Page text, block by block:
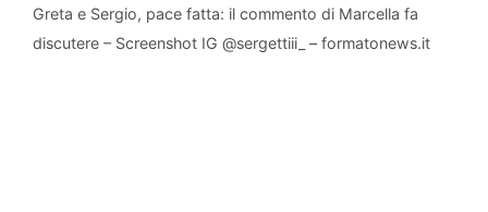
Greta e Sergio, pace fatta: il commento di Marcella fa
discutere – Screenshot IG @sergettiii_ – formatonews.it